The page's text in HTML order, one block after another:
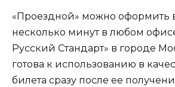
«Проездной» можно оформить
несколько минут в любом
Русский Стандарт» в городе
готова к использованию в
билета сразу после ее